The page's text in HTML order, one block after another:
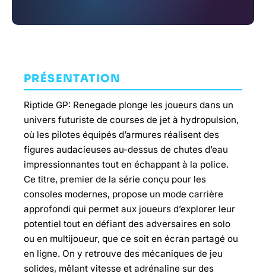
PRÉSENTATION
Riptide GP: Renegade plonge les joueurs dans un
univers futuriste de courses de jet à hydropulsion,
où les pilotes équipés d’armures réalisent des
figures audacieuses au-dessus de chutes d’eau
impressionnantes tout en échappant à la police.
Ce titre, premier de la série conçu pour les
consoles modernes, propose un mode carrière
approfondi qui permet aux joueurs d’explorer leur
potentiel tout en défiant des adversaires en solo
ou en multijoueur, que ce soit en écran partagé ou
en ligne. On y retrouve des mécaniques de jeu
solides, mêlant vitesse et adrénaline sur des